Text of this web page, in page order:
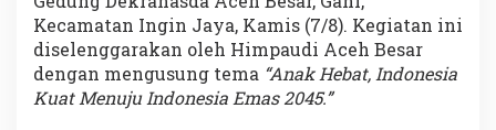
Kecamatan Ingin Jaya, Kamis (7/8). Kegiatan ini
diselenggarakan oleh Himpaudi Aceh Besar
dengan mengusung tema “Anak Hebat, Indonesia
Kuat Menuju Indonesia Emas 2045.”